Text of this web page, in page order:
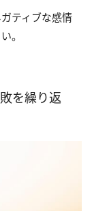
ティブな感情
。
を繰り返